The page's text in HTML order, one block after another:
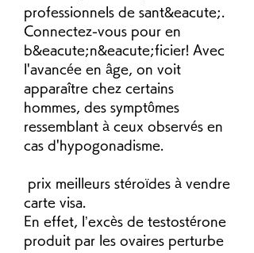
professionnels de sant&eacute;.
Connectez-vous pour en
b&eacute;n&eacute;ficier! Avec
l'avancée en âge, on voit
apparaître chez certains
hommes, des symptômes
ressemblant à ceux observés en
cas d'hypogonadisme.
carte visa.
En effet, l’excès de testostérone
produit par les ovaires perturbe